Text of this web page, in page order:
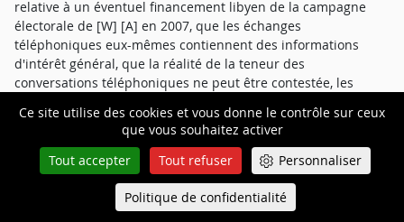
Ce site utilise des cookies et vous donne le contrôle sur ceux
que vous souhaitez activer
Tout accepter
Tout refuser Personnaliser
Politique de confidentialité
relative à un éventuel financement libyen de la campagne
électorale de [W] [A] en 2007, que les échanges
téléphoniques eux-mêmes contiennent des informations
d'intérêt général, que la réalité de la teneur des
conversations téléphoniques ne peut être contestée, les
rapportés par les journalistes ne porte pas sur la vie privée
ou familiale de l'appelante et que la publication litigieuse
respecte le principe de proportionnalité .
Queue-Fair